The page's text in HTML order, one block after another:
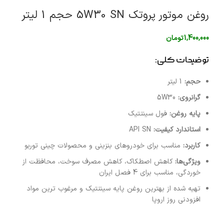
روغن موتور پروتک 5W30 SN حجم 1 لیتر
1,400,000تومان
توضیحات کلی:
حجم:
گرانروی:
پایه روغن: فول سینتتیک
استاندارد کیفیت:
کاربرد: مناسب برای خودروهای بنزینی و محصولات چینی توربو
ویژگی‌ها: کاهش اصطکاک، کاهش مصرف سوخت، محافظت از
خوردگی، مناسب برای 4 فصل ایران
تهیه شده از بهترین روغن پایه سینتتیک و مرغوب ترین مواد
افزودنی روز اروپا